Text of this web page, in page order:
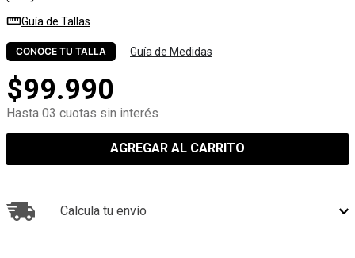
Guía de Tallas
CONOCE TU TALLA Guía de Medidas
$99.990
Hasta 03 cuotas sin interés
AGREGAR AL CARRITO
Calcula tu envío